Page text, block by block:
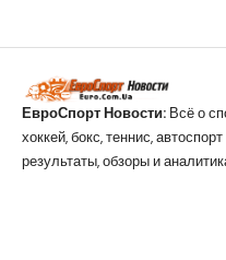
ЕвроСпорт Новости: Всё о
хоккей, бокс, теннис,
результаты, обзоры и